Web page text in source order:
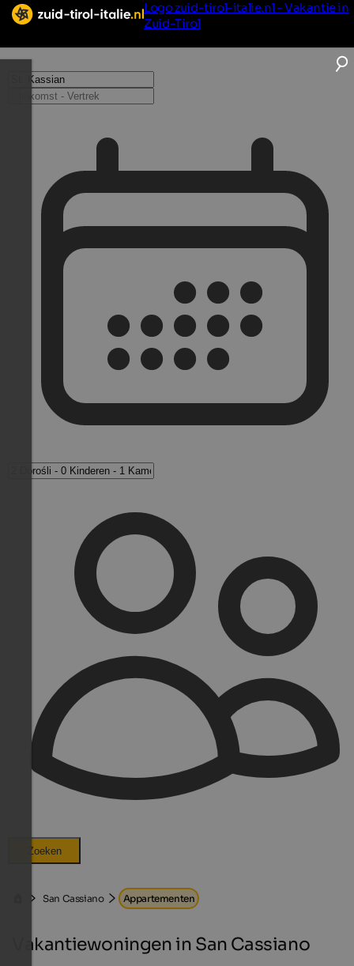
Logo zuid-tirol-italie.nl - Vakantie in
Zuid-Tirol
Zoeken
San Cassiano Appartementen
Vakantiewoningen in San Cassiano